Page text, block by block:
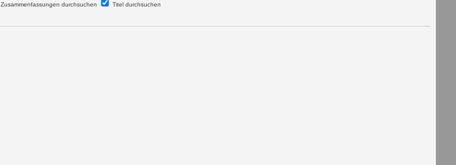
Zusammenfassungen durchsuchen
Titel durchsuchen